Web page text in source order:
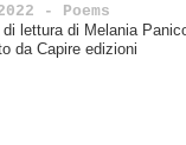
- Poems
lettura di Melania
da Capire edizioni